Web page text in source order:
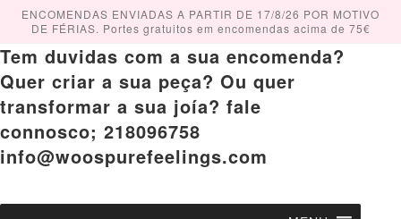
SkipENCOMENDAS ENVIADAS A PARTIR DE 17/8/26 POR MOTIVO
DE FÉRIAS. Portes gratuitos em encomendas acima de 75€
Tem duvidas com a sua encomenda?
Quer criar a sua peça? Ou quer
transformar a sua joía? fale
connosco; 218096758
info@woospurefeelings.com